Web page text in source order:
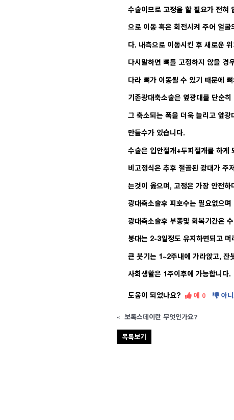
수술이므로 고정을 할 필요가 전혀
으로 이동 혹은 회전시켜 주어 얼굴
다. 내측으로 이동시킨 후 새로운
다시말하면 뼈를 고정하지 않을 경
다라 뼈가 이동될 수 있기 때문에
기존광대축소술은 옆광대를 단순
그 축소되는 폭을 더욱 늘리고 앞
만들수가 있습니다.
수술은 입안절개+두피절개를 하
비고정식은 추후 절골된 광대가 주
는것이 옳으며, 고정은 가장 안전
광대축소술후 피호수는 필요없으
광대축소술후 부종및 회복기간은
붕대는 2-3일정도 유지하면되고
큰 붓기는 1~2주내에 가라앉고, 잔
사회생활은 1주이후에 가능합니다.
도움이 되었나요? 예 0 아
« 보톡스데이란 무엇인가요?
목록보기